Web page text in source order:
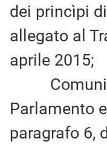
dei princìpi
allegato al
aprile 2015;
Parlamento
paragrafo 6,